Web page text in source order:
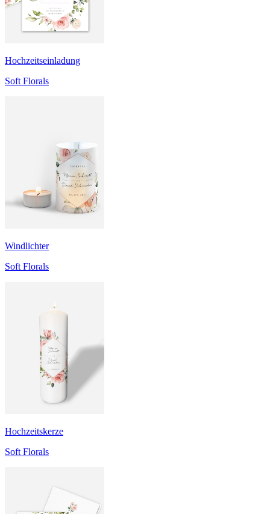
Hochzeitseinladung
Soft Florals
Windlichter
Soft Florals
Hochzeitskerze
Soft Florals